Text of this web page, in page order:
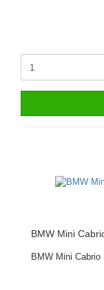
BMW Mini
BMW Mini